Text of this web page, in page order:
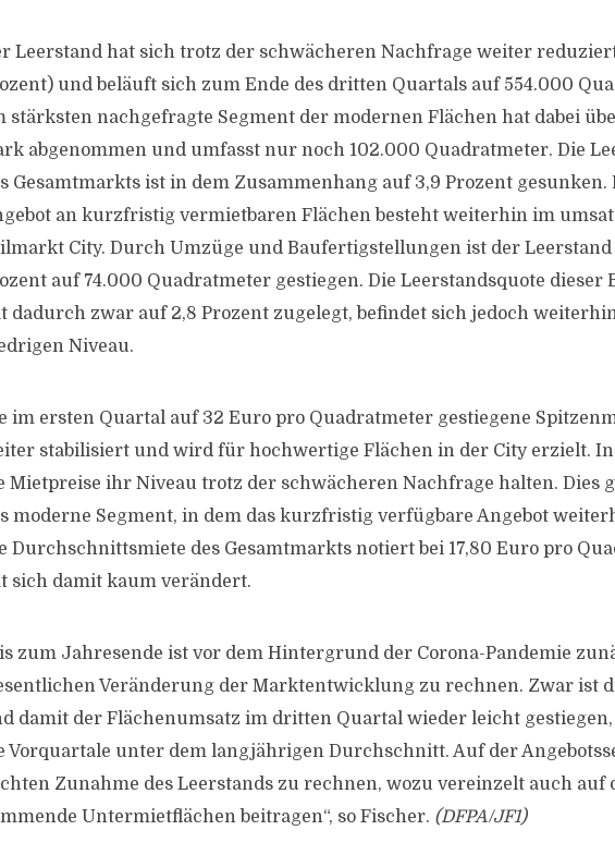
Leerstand hat sich trotz der schwächeren Nachfrage weiter
und beläuft sich zum Ende des dritten Quartals auf 554.000
stärksten nachgefragte Segment der modernen Flächen hat dabei
abgenommen und umfasst nur noch 102.000 Quadratmeter. Die
Gesamtmarkts ist in dem Zusammenhang auf 3,9 Prozent gesunken.
an kurzfristig vermietbaren Flächen besteht weiterhin im
City. Durch Umzüge und Baufertigstellungen ist der
auf 74.000 Quadratmeter gestiegen. Die Leerstandsquote dieser
dadurch zwar auf 2,8 Prozent zugelegt, befindet sich jedoch
Niveau.
im ersten Quartal auf 32 Euro pro Quadratmeter gestiegene
stabilisiert und wird für hochwertige Flächen in der City erzielt.
Mietpreise ihr Niveau trotz der schwächeren Nachfrage halten. Dies
moderne Segment, in dem das kurzfristig verfügbare Angebot
Durchschnittsmiete des Gesamtmarkts notiert bei 17,80 Euro pro
sich damit kaum verändert.
zum Jahresende ist vor dem Hintergrund der Corona-Pandemie
Veränderung der Marktentwicklung zu rechnen. Zwar ist
damit der Flächenumsatz im dritten Quartal wieder leicht gestiegen,
Vorquartale unter dem langjährigen Durchschnitt. Auf der
Zunahme des Leerstands zu rechnen, wozu vereinzelt auch auf
Untermietflächen beitragen“, so Fischer. (DFPA/JF1)